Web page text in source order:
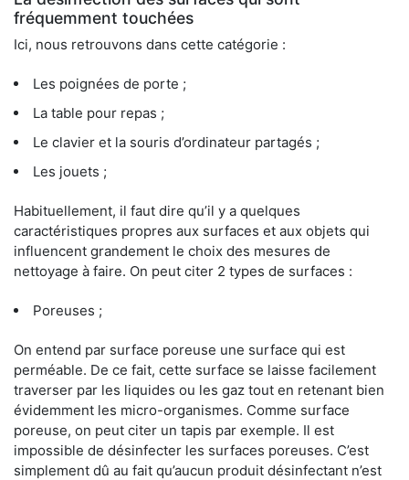
fréquemment touchées
Ici, nous retrouvons dans cette catégorie :
Les poignées de porte ;
La table pour repas ;
Le clavier et la souris d’ordinateur partagés ;
Les jouets ;
Habituellement, il faut dire qu’il y a quelques
caractéristiques propres aux surfaces et aux objets qui
influencent grandement le choix des mesures de
nettoyage à faire. On peut citer 2 types de surfaces :
Poreuses ;
On entend par surface poreuse une surface qui est
perméable. De ce fait, cette surface se laisse facilement
traverser par les liquides ou les gaz tout en retenant bien
évidemment les micro-organismes. Comme surface
poreuse, on peut citer un tapis par exemple. Il est
impossible de désinfecter les surfaces poreuses. C’est
simplement dû au fait qu’aucun produit désinfectant n’est